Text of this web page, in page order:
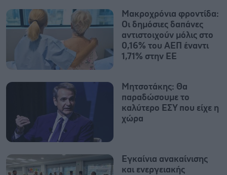
Mακροχρόνια φροντίδα:
Oι δημόσιες δαπάνες
αντιστοιχούν μόλις στο
0,16% του ΑΕΠ έναντι
1,71% στην ΕΕ
Μητσοτάκης: Θα
παραδώσουμε το
καλύτερο ΕΣΥ που είχε η
χώρα
Εγκαίνια ανακαίνισης
και ενεργειακής